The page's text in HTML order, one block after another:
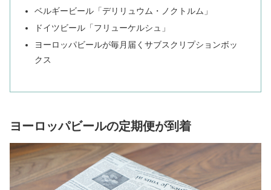
ベルギービール「デリリュウム・ノクトルム」
ドイツビール「フリューケルシュ」
ヨーロッパビールが毎月届くサブスクリプションボッ
クス
ヨーロッパビールの定期便が到着